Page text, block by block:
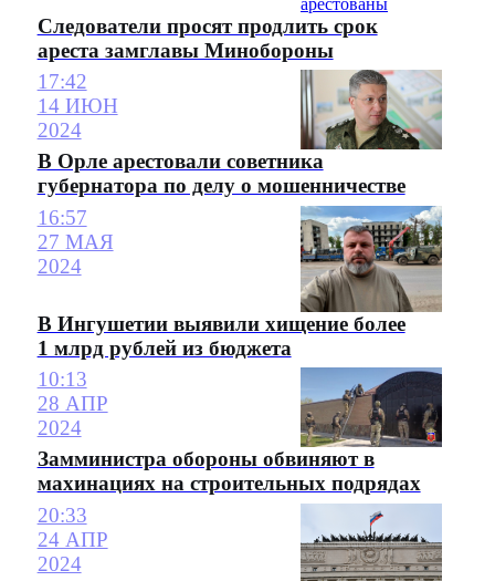
Следователи просят продлить срок
ареста замглавы Минобороны
17:42
14 ИЮН
2024
В Орле арестовали советника
губернатора по делу о мошенничестве
16:57
27 МАЯ
2024
В Ингушетии выявили хищение более
1 млрд рублей из бюджета
10:13
28 АПР
2024
Замминистра обороны обвиняют в
махинациях на строительных подрядах
20:33
24 АПР
2024